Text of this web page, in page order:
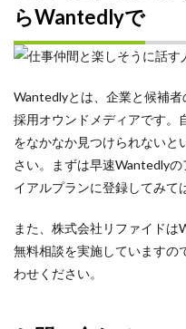
らWantedlyで
Wantedlyとは、企業と候補
採用オウンドメディアです。
をなかなか見つけられないと
さい。まずは早速Wantedly
イアルプランに登録してみて
また、株式会社リファイドは
無料相談を実施していますの
わせください。